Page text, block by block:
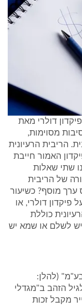
דולרי מאת
מסוימות,
הריבית הרעיונית
האמור חייבת
שתי שאלות
של הריבית
ערך מוסף? כשיעור
פיקדון דולרי, או
כוללת
לשלם או שמא יש
(להלן:
הזהב ב"מגדלי
מקבל זכות